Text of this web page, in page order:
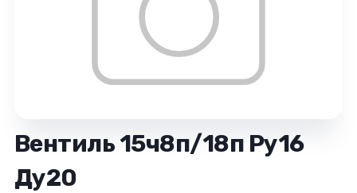
Вентиль 15ч8п/18п Ру16
Ду20